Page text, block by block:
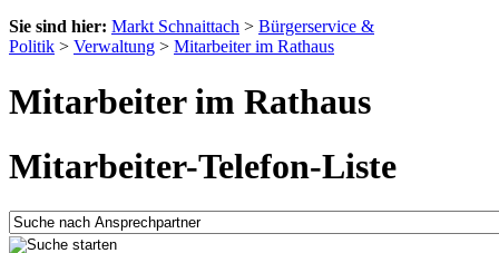
Sie sind hier: Markt Schnaittach > Bürgerservice &
Politik > Verwaltung > Mitarbeiter im Rathaus
Mitarbeiter im Rathaus
Mitarbeiter-Telefon-Liste